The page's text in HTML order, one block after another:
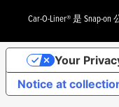
Car-O-Liner® 是 Snap-
Notice at
Your